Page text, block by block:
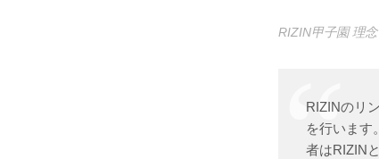
RIZIN甲子園 理念
RIZINのリ
を行います
者はRIZIN